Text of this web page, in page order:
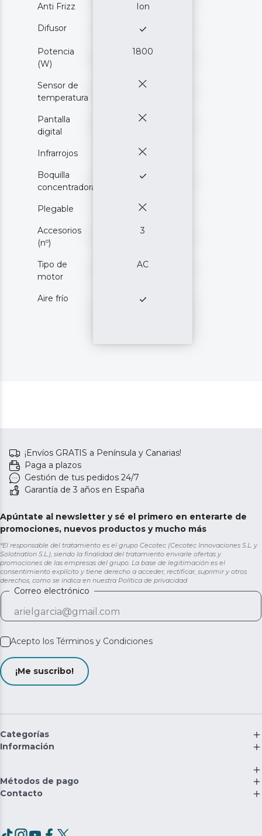
Anti Frizz Ion
Difusor
Potencia
(W)
1800
Sensor de
temperatura
Pantalla
digital
Infrarrojos
Boquilla
concentradora
Plegable
Accesorios
(nº)
3
Tipo de
motor
AC
Aire frío
¡Envíos GRATIS a Península y Canarias!
Paga a plazos
Gestión de tus pedidos 24/7
Garantía de 3 años en España
Apúntate al newsletter y sé el primero en enterarte de
promociones, nuevos productos y mucho más
*El responsable del tratamiento es el grupo Cecotec (Cecotec Innovaciones S.L. y
Solotriatlon S.L.), siendo la finalidad del tratamiento enviarle ofertas y
promociones de las empresas del grupo. La base de legitimación es el
consentimiento explícito y tiene derecho a acceder, rectificar, suprimir y otros
derechos, como se indica en nuestra Política de privacidad
Correo electrónico
Acepto los Términos y Condiciones
¡Me suscribo!
Categorías
Información
Métodos de pago
Contacto